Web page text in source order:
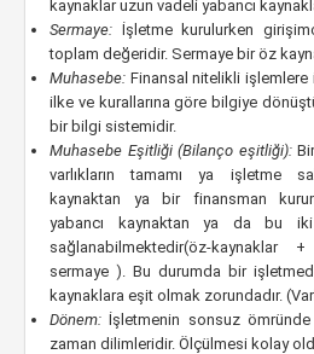
kaynaklar uzun vadeli yabancı
Sermaye: İşletme kurulurken
toplam değeridir. Sermaye bir öz
Muhasebe: Finansal nitelikli
ilke ve kurallarına göre bilgiye
bir bilgi sistemidir.
Muhasebe Eşitliği (Bilanço eşitliği):
varlıkların tamamı ya işletme
kaynaktan ya bir finansman
yabancı kaynaktan ya da bu iki
sağlanabilmektedir(öz-kaynaklar
sermaye ). Bu durumda bir
kaynaklara eşit olmak zorundadır.
Dönem:İşletmenin sonsuz
zaman dilimleridir. Ölçülmesi kolay